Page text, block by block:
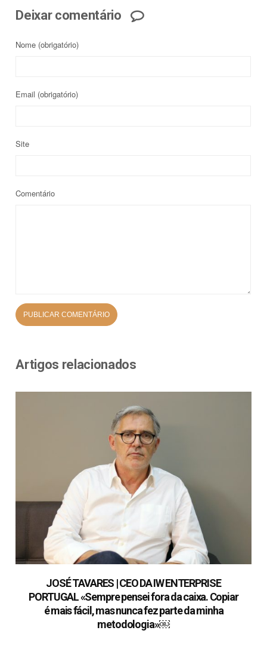
Deixar comentário
Nome (obrigatório)
Email (obrigatório)
Site
Comentário
Artigos relacionados
JOSÉ TAVARES | CEO DA IW ENTERPRISE
PORTUGAL «Sempre pensei fora da caixa. Copiar
é mais fácil, mas nunca fez parte da minha
metodologia»￼